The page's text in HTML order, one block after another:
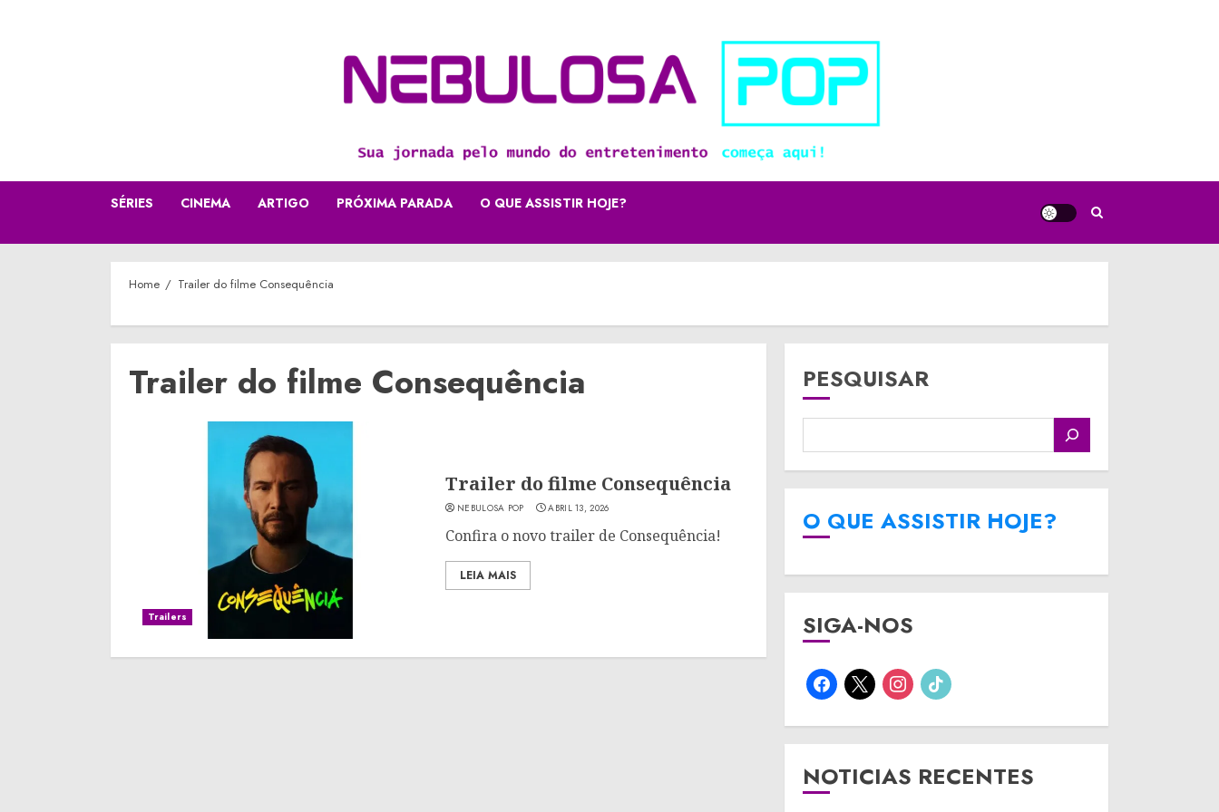
SÉRIES CINEMA ARTIGO PRÓXIMA PARADA O QUE ASSISTIR HOJE?
Home Trailer do filme Consequência
Trailer do filme Consequência
Trailers
Trailer do filme Consequência
NEBULOSA POP ABRIL 13, 2026
Confira o novo trailer de Consequência!
LEIA MAIS
PESQUISAR
O QUE ASSISTIR HOJE?
SIGA-NOS
facebook
x instagram
tiktok
NOTICIAS RECENTES